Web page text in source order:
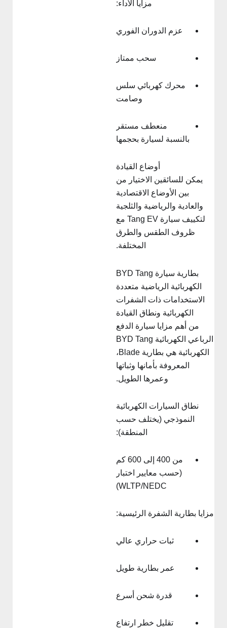
مزايا الأداء:
عزم الدوران الفوري
سحب ممتاز
محرك كهربائي سلس
وصامت
منعطف مستقر
بالنسبة لسيارة بحجمها
أوضاع القيادة
يمكن للسائقين الاختيار من
بين الأوضاع الاقتصادية
والعادية والرياضية والثلجية
لتكييف سيارة Tang EV مع
ظروف الطقس والطرق
المختلفة.
بطارية سيارة BYD Tang
الكهربائية الرياضية متعددة
الاستخدامات ذات الشفرات
الكهربائية ونطاق القيادة
من أهم مزايا سيارة الدفع
الرباعي الكهربائية BYD Tang
الكهربائية هي بطارية Blade،
المعروفة بأمانها وثباتها
وعمرها الطويل.
نطاق السيارات الكهربائية
النموذجي (يختلف حسب
المنطقة):
من 400 إلى 600 كم
(حسب معايير اختبار
WLTP/NEDC)
بطارية الشفرة الرئيسية:
ثبات حراري عالي
عمر بطارية طويل
قدرة شحن أسرع
تقليل خطر ارتفاع